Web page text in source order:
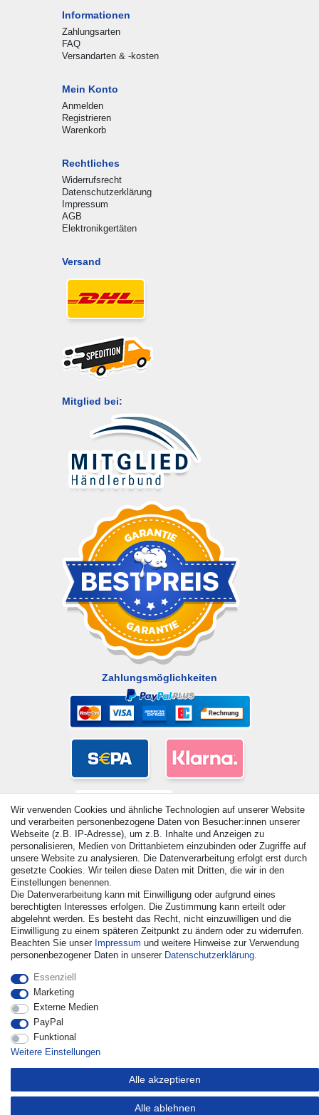
Informationen
Zahlungsarten
FAQ
Versandarten & -kosten
Mein Konto
Anmelden
Registrieren
Warenkorb
Rechtliches
Widerrufsrecht
Datenschutzerklärung
Impressum
AGB
Elektronikgertäten
Versand
Mitglied bei:
Zahlungsmöglichkeiten
© Copyright 2026 | Alle Rechte vorbehalten. - Alle Rechte
vorbehalten. Preisangaben inkl. gesetzl. 19% MwSt. |
Grundpreise siehe Artikeldetail | *Gilt für Lieferungen nach
Deutschland!
Vertrag widerrufen Kontakt
Wir verwenden Cookies und ähnliche Technologien auf unserer Website
und verarbeiten personenbezogene Daten von Besucher:innen unserer
Webseite (z.B. IP-Adresse), um z.B. Inhalte und Anzeigen zu
personalisieren, Medien von Drittanbietern einzubinden oder Zugriffe auf
unsere Website zu analysieren. Die Datenverarbeitung erfolgt erst durch
gesetzte Cookies. Wir teilen diese Daten mit Dritten, die wir in den
Einstellungen benennen.
Die Datenverarbeitung kann mit Einwilligung oder aufgrund eines
berechtigten Interesses erfolgen. Die Zustimmung kann erteilt oder
abgelehnt werden. Es besteht das Recht, nicht einzuwilligen und die
Einwilligung zu einem späteren Zeitpunkt zu ändern oder zu widerrufen.
Beachten Sie unser Impressum und weitere Hinweise zur Verwendung
personenbezogener Daten in unserer Daten­schutz­erklärung.
Essenziell
Marketing
Externe Medien
PayPal
Funktional
Weitere Einstellungen
Alle akzeptieren
Alle ablehnen